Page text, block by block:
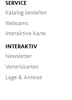
SERVICE
Katalog bestellen
Webcams
Interaktive Karte
INTERAKTIV
Newsletter
Vorteilskarten
Lage & Anreise